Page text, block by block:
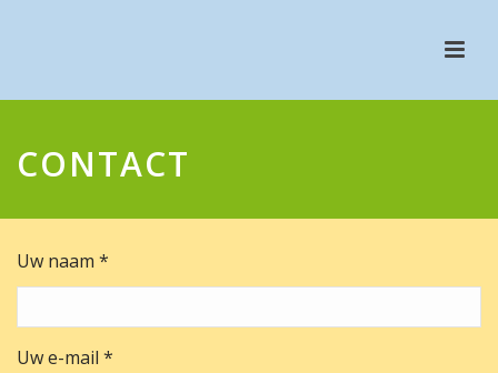
CONTACT
Uw naam *
Uw e-mail *